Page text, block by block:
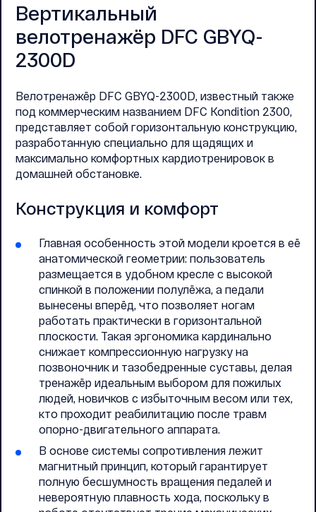
Вертикальный
велотренажёр DFC GBYQ-
2300D
Велотренажёр DFC GBYQ-2300D, известный также
под коммерческим названием DFC Kondition 2300,
представляет собой горизонтальную конструкцию,
разработанную специально для щадящих и
максимально комфортных кардиотренировок в
домашней обстановке.
Конструкция и комфорт
Главная особенность этой модели кроется в её
анатомической геометрии: пользователь
размещается в удобном кресле с высокой
спинкой в положении полулёжа, а педали
вынесены вперёд, что позволяет ногам
работать практически в горизонтальной
плоскости. Такая эргономика кардинально
снижает компрессионную нагрузку на
позвоночник и тазобедренные суставы, делая
тренажёр идеальным выбором для пожилых
людей, новичков с избыточным весом или тех,
кто проходит реабилитацию после травм
опорно-двигательного аппарата.
В основе системы сопротивления лежит
магнитный принцип, который гарантирует
полную бесшумность вращения педалей и
невероятную плавность хода, поскольку в